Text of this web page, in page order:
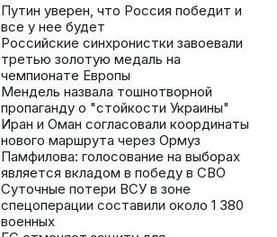
Путин уверен, что Россия победит и
все у нее будет
Российские синхронистки завоевали
третью золотую медаль на
чемпионате Европы
Мендель назвала тошнотворной
пропаганду о "стойкости Украины"
Иран и Оман согласовали координаты
нового маршрута через Ормуз
Памфилова: голосование на выборах
является вкладом в победу в СВО
Суточные потери ВСУ в зоне
спецоперации составили около 1 380
военных